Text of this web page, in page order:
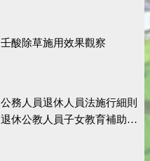
壬酸除草施用效果觀察
公務人員退休人員法施行細則
退休公教人員子女教育補助規定